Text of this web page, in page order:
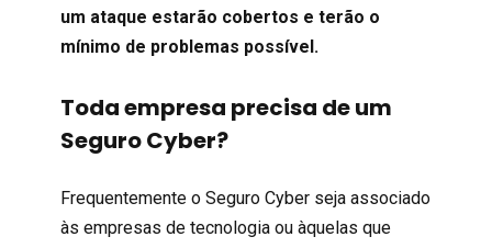
um ataque estarão cobertos e terão o
mínimo de problemas possível.
Toda empresa precisa de um
Seguro Cyber?
Frequentemente o Seguro Cyber seja associado
às empresas de tecnologia ou àquelas que